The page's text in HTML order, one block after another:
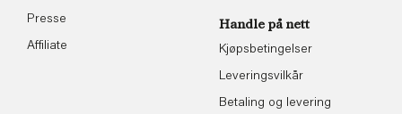
Presse
Affiliate
Handle på nett
Kjøpsbetingelser
Leveringsvilkår
Betaling og levering